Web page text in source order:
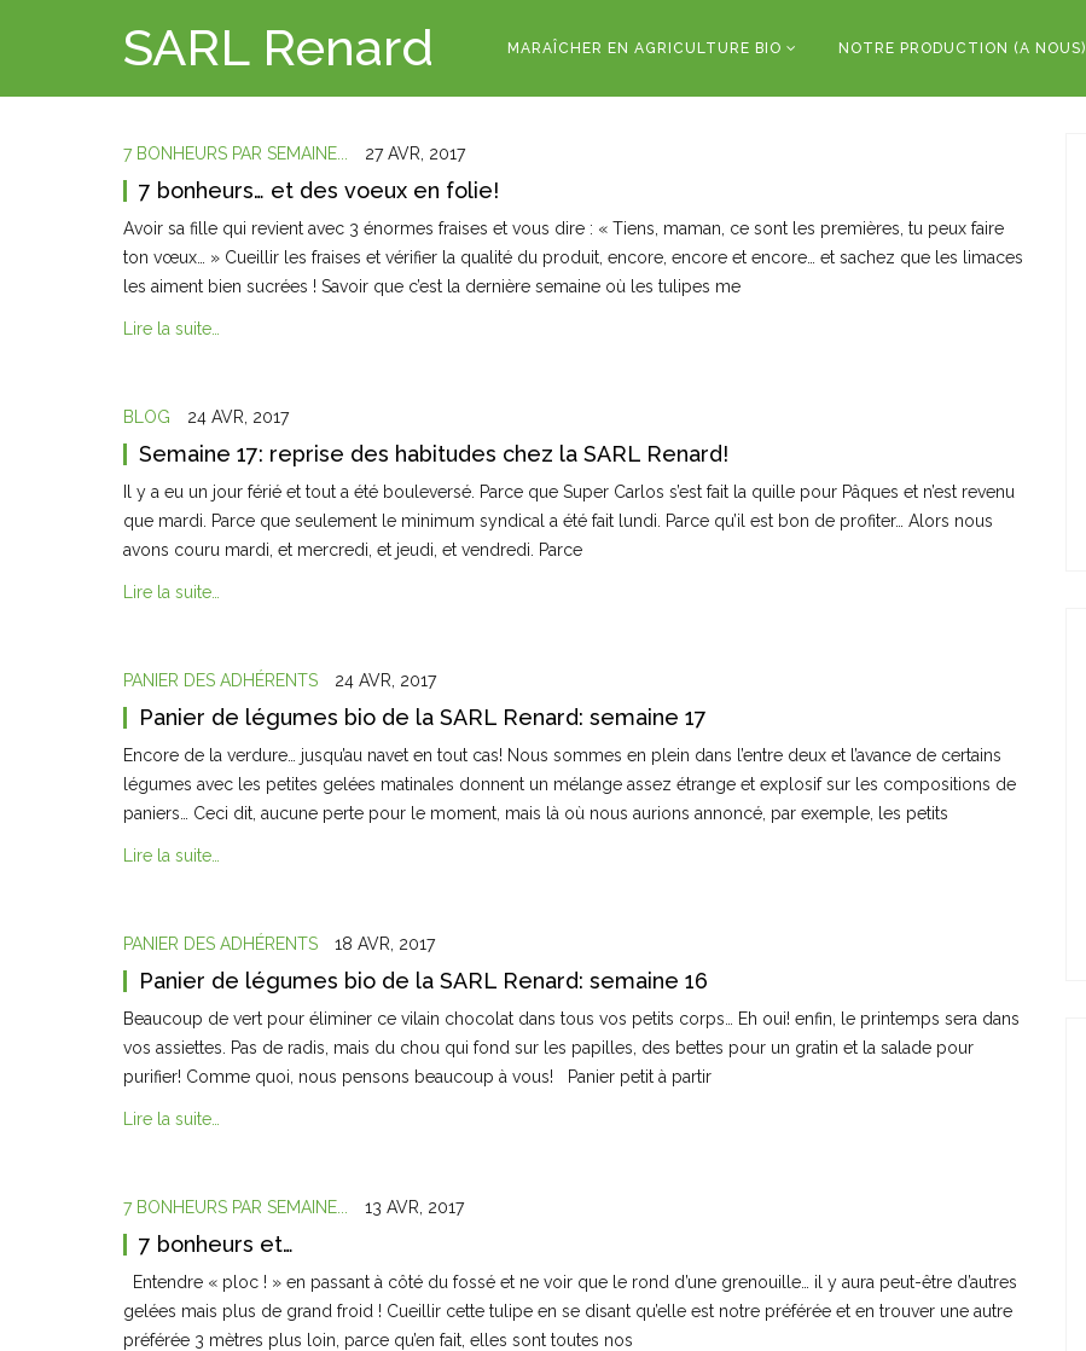
SARL Renard MARAÎCHER EN AGRICULTURE BIO NOTRE PRODUCTION (A NOUS)
7 BONHEURS PAR SEMAINE... 27 AVR, 2017
7 bonheurs… et des voeux en folie!
Avoir sa fille qui revient avec 3 énormes fraises et vous dire : « Tiens, maman, ce sont les premières, tu peux faire
ton vœux… » Cueillir les fraises et vérifier la qualité du produit, encore, encore et encore… et sachez que les limaces
les aiment bien sucrées ! Savoir que c’est la dernière semaine où les tulipes me
Lire la suite…
BLOG 24 AVR, 2017
Semaine 17: reprise des habitudes chez la SARL Renard!
Il y a eu un jour férié et tout a été bouleversé. Parce que Super Carlos s’est fait la quille pour Pâques et n’est revenu
que mardi. Parce que seulement le minimum syndical a été fait lundi. Parce qu’il est bon de profiter… Alors nous
avons couru mardi, et mercredi, et jeudi, et vendredi. Parce
Lire la suite…
PANIER DES ADHÉRENTS 24 AVR, 2017
Panier de légumes bio de la SARL Renard: semaine 17
Encore de la verdure… jusqu’au navet en tout cas! Nous sommes en plein dans l’entre deux et l’avance de certains
légumes avec les petites gelées matinales donnent un mélange assez étrange et explosif sur les compositions de
paniers… Ceci dit, aucune perte pour le moment, mais là où nous aurions annoncé, par exemple, les petits
Lire la suite…
PANIER DES ADHÉRENTS 18 AVR, 2017
Panier de légumes bio de la SARL Renard: semaine 16
Beaucoup de vert pour éliminer ce vilain chocolat dans tous vos petits corps… Eh oui! enfin, le printemps sera dans
vos assiettes. Pas de radis, mais du chou qui fond sur les papilles, des bettes pour un gratin et la salade pour
purifier! Comme quoi, nous pensons beaucoup à vous! Panier petit à partir
Lire la suite…
7 BONHEURS PAR SEMAINE... 13 AVR, 2017
7 bonheurs et…
Entendre « ploc ! » en passant à côté du fossé et ne voir que le rond d’une grenouille… il y aura peut-être d’autres
gelées mais plus de grand froid ! Cueillir cette tulipe en se disant qu’elle est notre préférée et en trouver une autre
préférée 3 mètres plus loin, parce qu’en fait, elles sont toutes nos